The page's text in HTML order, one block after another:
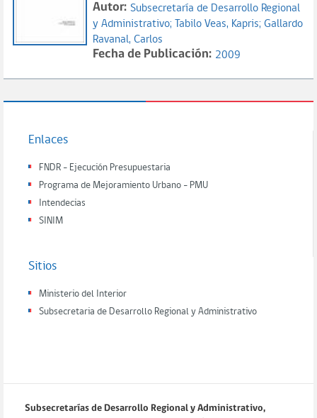
Autor: Subsecretaría de Desarrollo Regional
y Administrativo;
Tabilo Veas, Kapris; Gallardo
Ravanal, Carlos
Fecha de Publicación: 2009
Enlaces
FNDR - Ejecución Presupuestaria
Programa de Mejoramiento Urbano - PMU
Intendecias
SINIM
Sitios
Ministerio del Interior
Subsecretaria de Desarrollo Regional y Administrativo
Subsecretarías de Desarrollo Regional y Administrativo,